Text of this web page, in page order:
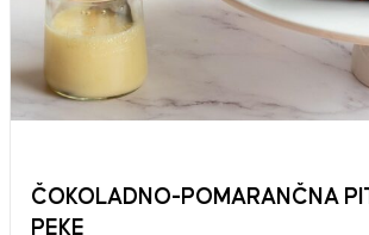
ČOKOLADNO-POMARANČNA
PEKE